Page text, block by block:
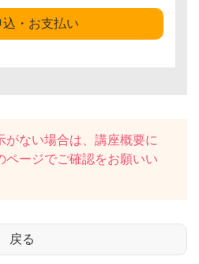
込・お支払い
がない場合は、講座概要に
ページでご確認をお願いい